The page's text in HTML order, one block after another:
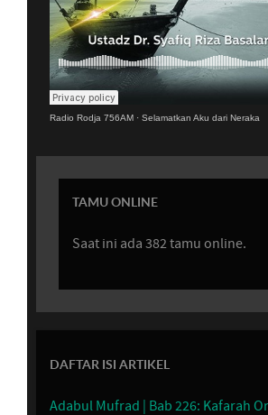
Radio Rodja 756AM · Selamatkan Aku dari Neraka
TAMU ONLINE
Saat ini ada 382 tamu online.
DAFTAR ISI ARTIKEL
Adabul Mufrad | Bab 226: Kafarah